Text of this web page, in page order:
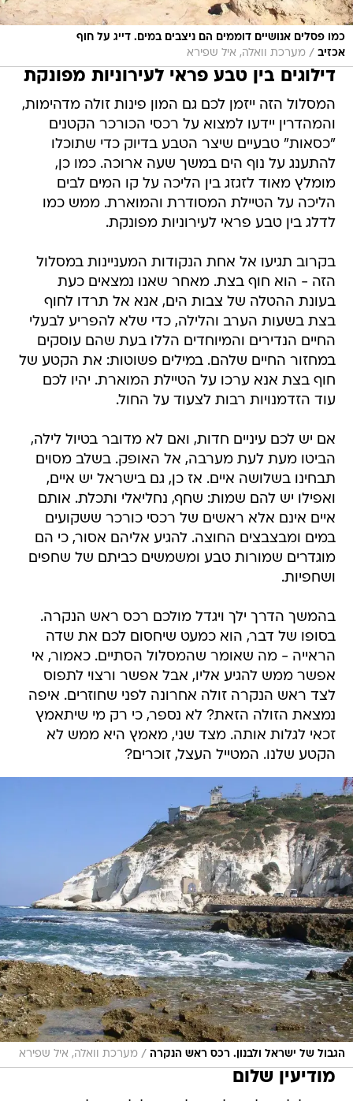
כמו פסלים אנושיים דוממים הם ניצבים במים. דייג על חוף
אכזיב / מערכת וואלה, איל שפירא
דילוגים בין טבע פראי לעירוניות מפונקת
המסלול הזה ייזמן לכם גם המון פינות זולה מדהימות,
והמהדרין יידעו למצוא על רכסי הכורכר הקטנים
"כסאות" טבעיים שיצר הטבע בדיוק כדי שתוכלו
להתענג על נוף הים במשך שעה ארוכה. כמו כן,
מומלץ מאוד לזגזג בין הליכה על קו המים לבים
הליכה על הטיילת המסודרת והמוארת. ממש כמו
לדלג בין טבע פראי לעירוניות מפונקת.
בקרוב תגיעו אל אחת הנקודות המעניינות במסלול
הזה - הוא חוף בצת. מאחר שאנו נמצאים כעת
בעונת ההטלה של צבות הים, אנא אל תרדו לחוף
בצת בשעות הערב והלילה, כדי שלא להפריע לבעלי
החיים הנדירים והמיוחדים הללו בעת שהם עוסקים
במחזור החיים שלהם. במילים פשוטות: את הקטע של
חוף בצת אנא ערכו על הטיילת המוארת. יהיו לכם
עוד הזדמנויות רבות לצעוד על החול.
אם יש לכם עיניים חדות, ואם לא מדובר בטיול לילה,
הביטו מעת לעת מערבה, אל האופק. בשלב מסוים
תבחינו בשלושה איים. אז כן, גם בישראל יש איים,
ואפילו יש להם שמות: שחף, נחליאלי ותכלת. אותם
איים אינם אלא ראשים של רכסי כורכר ששקועים
במים ומבצבצים החוצה. להגיע אליהם אסור, כי הם
מוגדרים שמורות טבע ומשמשים כביתם של שחפים
ושחפיות.
בהמשך הדרך ילך ויגדל מולכם רכס ראש הנקרה.
בסופו של דבר, הוא כמעט שיחסום לכם את שדה
הראייה - מה שאומר שהמסלול הסתיים. כאמור, אי
אפשר ממש להגיע אליו, אבל אפשר ורצוי לתפוס
לצד ראש הנקרה זולה אחרונה לפני שחוזרים. איפה
נמצאת הזולה הזאת? לא נספר, כי רק מי שיתאמץ
זכאי לגלות אותה. מצד שני, מאמץ היא ממש לא
הקטע שלנו. המטייל העצל, זוכרים?
הגבול של ישראל ולבנון. רכס ראש הנקרה / מערכת וואלה, איל שפירא
מודיעין שלום